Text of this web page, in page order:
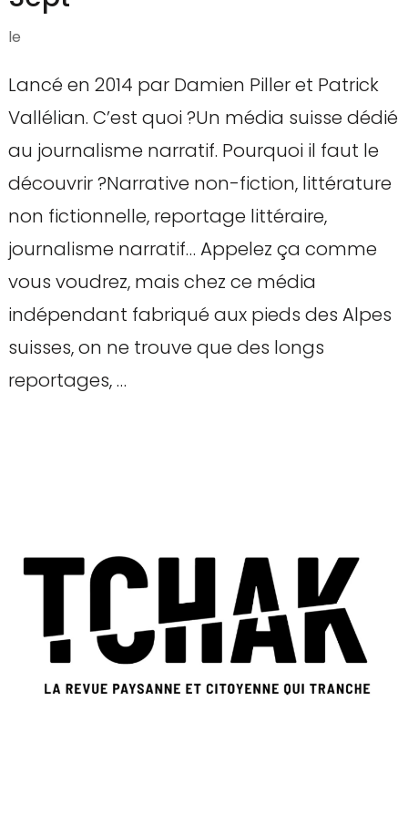
le
Lancé en 2014 par Damien Piller et Patrick
Vallélian. C’est quoi ?Un média suisse dédié
au journalisme narratif. Pourquoi il faut le
découvrir ?Narrative non-fiction, littérature
non fictionnelle, reportage littéraire,
journalisme narratif… Appelez ça comme
vous voudrez, mais chez ce média
indépendant fabriqué aux pieds des Alpes
suisses, on ne trouve que des longs
reportages, …